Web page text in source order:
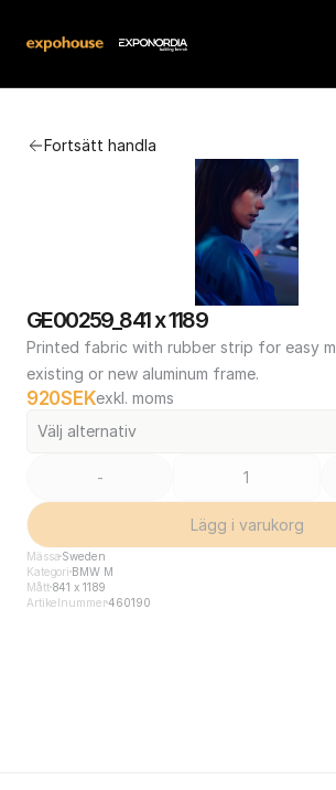
Fortsätt handla
GE00259_841 x 1189
Printed fabric with rubber strip for easy
existing or new aluminum frame.
920SEKexkl. moms
Välj alternativ
-
Lägg i varukorg
Mässa Sweden
Kategori BMW M
Mått841 x 1189
Artikelnummer460190
Kontakt
Köpvillkor